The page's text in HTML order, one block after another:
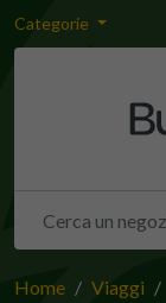
Categorie
Home Viaggi